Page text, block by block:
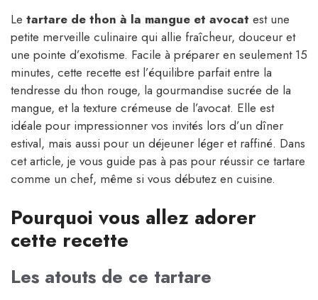
Le tartare de thon à la mangue et avocat est une
petite merveille culinaire qui allie fraîcheur, douceur et
une pointe d’exotisme. Facile à préparer en seulement 15
minutes, cette recette est l’équilibre parfait entre la
tendresse du thon rouge, la gourmandise sucrée de la
mangue, et la texture crémeuse de l’avocat. Elle est
idéale pour impressionner vos invités lors d’un dîner
estival, mais aussi pour un déjeuner léger et raffiné. Dans
cet article, je vous guide pas à pas pour réussir ce tartare
comme un chef, même si vous débutez en cuisine.
Pourquoi vous allez adorer
cette recette
Les atouts de ce tartare